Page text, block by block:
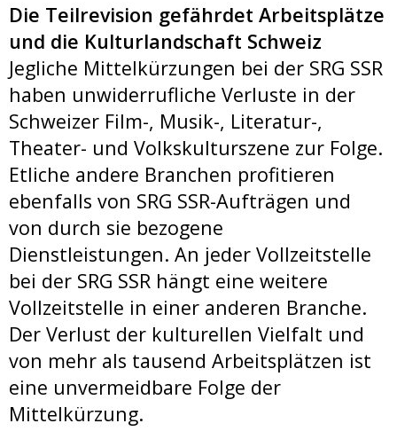
Die Teilrevision gefährdet Arbeitsplätze
und die Kulturlandschaft Schweiz
Jegliche Mittelkürzungen bei der SRG SSR
haben unwiderrufliche Verluste in der
Schweizer Film-, Musik-, Literatur-,
Theater- und Volkskulturszene zur Folge.
Etliche andere Branchen profitieren
ebenfalls von SRG SSR-Aufträgen und
von durch sie bezogene
Dienstleistungen. An jeder Vollzeitstelle
bei der SRG SSR hängt eine weitere
Vollzeitstelle in einer anderen Branche.
Der Verlust der kulturellen Vielfalt und
von mehr als tausend Arbeitsplätzen ist
eine unvermeidbare Folge der
Mittelkürzung.